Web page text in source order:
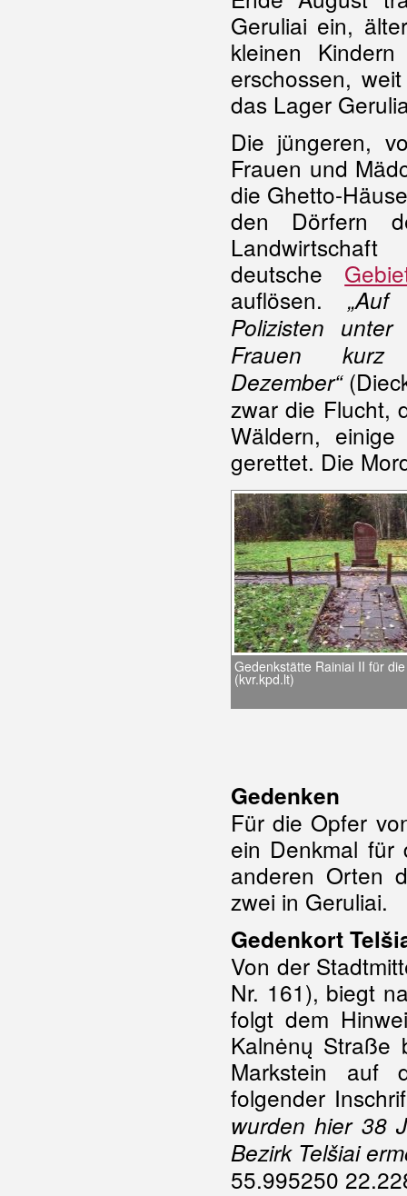
Geruliai ein,
kleinen
erschossen,
das Lager
Die jüngeren,
Frauen und
die Ghetto-
den Dörfern
deutsche
auflösen.
Polizisten
Frauen
Dezember“
zwar die Flucht,
Wäldern,
gerettet. Die
Gedenkstätte Rainiai II für
(kvr.kpd.lt)
Gedenken
Für die Opfer
ein Denkmal für
anderen Orten
zwei in Geruliai.
Gedenkort
Von der
Nr. 161), biegt
folgt dem
Kalnėnų Straße
Markstein auf
folgender
wurden hier 38
Bezirk Telšiai
55.995250